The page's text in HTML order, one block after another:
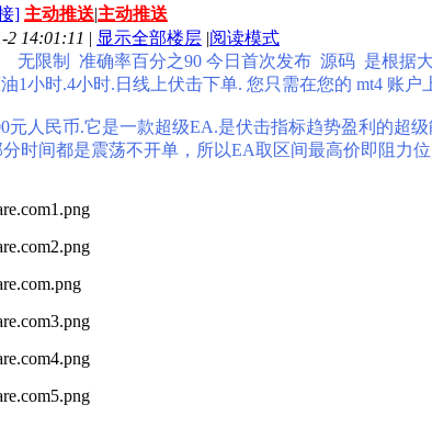
] 主动推送|主动推送
2 14:01:11 | 显示全部楼层 |阅读模式
无限制 准确率百分之90 今日首次发布 源码 是根据
1小时.4小时.日线上伏击下单. 您只需在您的 mt4 账
元人民币.它是一款超级EA.是伏击指标趋势盈利的超
时间都是震荡不开单，所以EA取区间最高价即阻力